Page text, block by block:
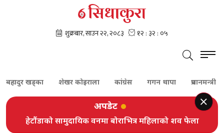
खड्का शेखर कोइराला कांग्रेस गगन थापा प्रधानमन्त्री बालेन
अपडेट
हेटौंडाको सामुदायिक वनमा बोराभित्र महिलाको शव फेला